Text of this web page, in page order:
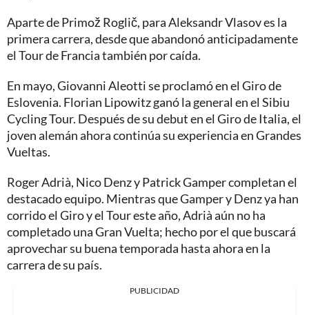
Aparte de Primož Roglič, para Aleksandr Vlasov es la
primera carrera, desde que abandonó anticipadamente
el Tour de Francia también por caída.
En mayo, Giovanni Aleotti se proclamó en el Giro de
Eslovenia. Florian Lipowitz ganó la general en el Sibiu
Cycling Tour. Después de su debut en el Giro de Italia, el
joven alemán ahora continúa su experiencia en Grandes
Vueltas.
Roger Adrià, Nico Denz y Patrick Gamper completan el
destacado equipo. Mientras que Gamper y Denz ya han
corrido el Giro y el Tour este año, Adrià aún no ha
completado una Gran Vuelta; hecho por el que buscará
aprovechar su buena temporada hasta ahora en la
carrera de su país.
PUBLICIDAD